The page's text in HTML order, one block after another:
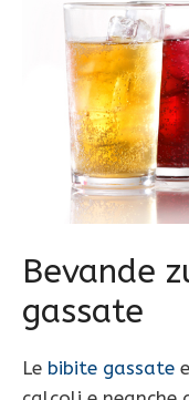
Bevande
gassate
Le bibite gassate